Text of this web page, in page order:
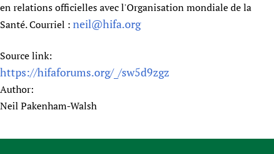
en relations officielles avec l'Organisation mondiale de la
Santé. Courriel : neil@hifa.org
Source link:
https://hifaforums.org/_/sw5d9zgz
Author:
Neil Pakenham-Walsh